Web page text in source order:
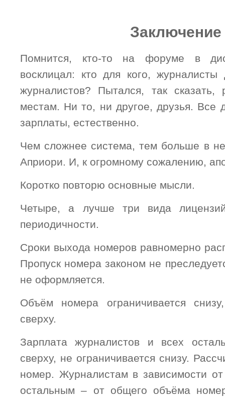
Заключение
Помнится, кто-то на форуме в
восклицал: кто для кого,
журналистов? Пытался, так сказать,
местам. Ни то, ни другое, друзья. Все
зарплаты, естественно.
Чем сложнее система, тем больше в
Априори. И, к огромному сожалению,
Коротко повторю основные мысли.
Четыре, а лучше три вида
периодичности.
Сроки выхода номеров равномерно
Пропуск номера законом не
не оформляется.
Объём номера ограничивается
сверху.
Зарплата журналистов и всех
сверху, не ограничивается снизу.
номер. Журналистам в зависимости
остальным – от общего объёма